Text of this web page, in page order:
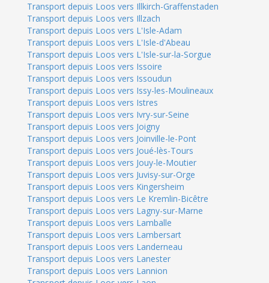
Transport depuis Loos vers Illkirch-Graffenstaden
Transport depuis Loos vers Illzach
Transport depuis Loos vers L'Isle-Adam
Transport depuis Loos vers L'Isle-d'Abeau
Transport depuis Loos vers L'Isle-sur-la-Sorgue
Transport depuis Loos vers Issoire
Transport depuis Loos vers Issoudun
Transport depuis Loos vers Issy-les-Moulineaux
Transport depuis Loos vers Istres
Transport depuis Loos vers Ivry-sur-Seine
Transport depuis Loos vers Joigny
Transport depuis Loos vers Joinville-le-Pont
Transport depuis Loos vers Joué-lès-Tours
Transport depuis Loos vers Jouy-le-Moutier
Transport depuis Loos vers Juvisy-sur-Orge
Transport depuis Loos vers Kingersheim
Transport depuis Loos vers Le Kremlin-Bicêtre
Transport depuis Loos vers Lagny-sur-Marne
Transport depuis Loos vers Lamballe
Transport depuis Loos vers Lambersart
Transport depuis Loos vers Landerneau
Transport depuis Loos vers Lanester
Transport depuis Loos vers Lannion